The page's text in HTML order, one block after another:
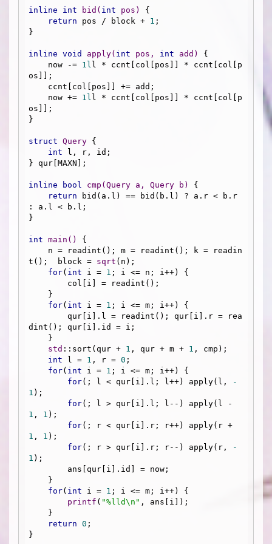
inline int bid ( int pos)
{
return pos / block + 1 ;
}
inline void apply( int pos, int add)
{
    now -=
1l l * ccnt[col[pos]] * ccnt[col[p
os]];
    now +=
1l l * ccnt[col[pos]] * ccnt[col[p
os]];
}
struct Query {
int l, r, id;
} qur[MAXN];
inline bool cmp (Query a, Query b)
{
return bid(a.l) == bid(b.l) ? a.r < b.r
: a.l < b.l;
}
int main ()
{
t();  block = sqrt (n);
for( int i = 1 ; i <= n; i++) {
for( int i = 1 ; i <= m; i++) {
dint(); qur[i].id = i;
std ::sort(qur + 1 , qur + m + 1 , cmp);
int l = 1 , r = 0 ;
for( int i = 1 ; i <= m; i++) {
for(; l < qur[i].l; l++) apply(l,
-
1 );
for
1 , 1 );
for
1 , 1 );
for(; r > qur[i].r; r--) apply(r,
-
1 );
for( int i = 1 ; i <= m; i++) {
printf ( "%lld\n" , ans[i]);
return 0 ;